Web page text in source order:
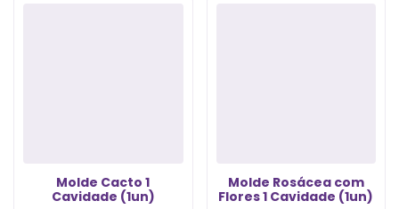
Molde Cacto 1
Cavidade (1un)
Molde Rosácea com
Flores 1 Cavidade (1un)